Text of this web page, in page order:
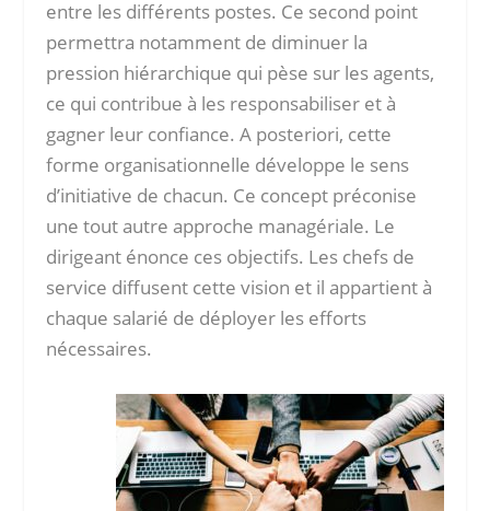
entre les différents postes. Ce second point
permettra notamment de diminuer la
pression hiérarchique qui pèse sur les agents,
ce qui contribue à les responsabiliser et à
gagner leur confiance. A posteriori, cette
forme organisationnelle développe le sens
d’initiative de chacun. Ce concept préconise
une tout autre approche managériale. Le
dirigeant énonce ces objectifs. Les chefs de
service diffusent cette vision et il appartient à
chaque salarié de déployer les efforts
nécessaires.